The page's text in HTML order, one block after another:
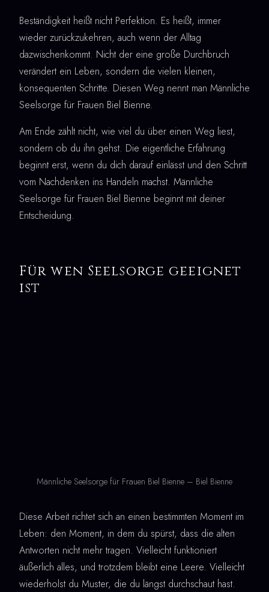
Beständigkeit heißt nicht Perfektion. Es heißt, immer
wieder zurückzukehren, auch wenn der Alltag
dazwischenkommt. Nicht der eine große Durchbruch
verändert ein Leben, sondern die vielen kleinen,
konsequenten Schritte. Diesen Weg nennt man Männliche
Seelsorge für Frauen Biel Bienne.
Am Ende zählt nicht, wie viel du über einen Weg liest,
sondern ob du ihn gehst. Die eigentliche Erfahrung
beginnt erst, wenn du dich darauf einlässt und den Schritt
vom Nachdenken ins Handeln machst. Männliche
Seelsorge für Frauen Biel Bienne beginnt mit deiner
Entscheidung.
Für wen Seelsorge geeignet
ist
Männliche Seelsorge für Frauen Biel Bienne – Biel Bienne
Diese Arbeit richtet sich an einen bestimmten Moment im
Leben: den Moment, in dem du spürst, dass die alten
Antworten nicht mehr tragen. Vielleicht funktioniert
äußerlich alles, und trotzdem bleibt eine Leere. Vielleicht
wiederholst du Muster, die du längst durchschaut hast.